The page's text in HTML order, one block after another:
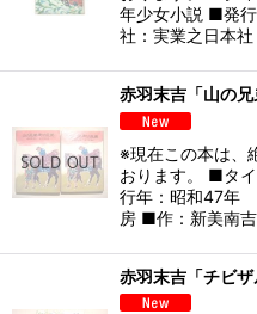
年少女小説 ■発
社：実業之日本
赤羽末吉「山の兄
※現在この本は、
おります。 ■タ
行年：昭和47年
房 ■作：新美南
赤羽末吉「チビザ